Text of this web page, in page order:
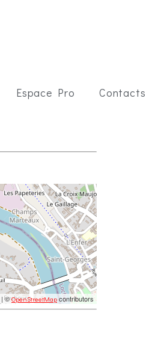
Espace Pro Contacts
| ©OpenStreetMap contributors